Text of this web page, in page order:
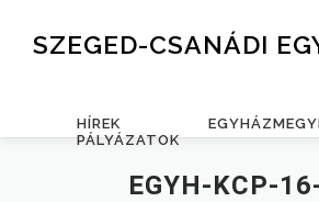
SZEGED-CSANÁDI
HÍREK
PÁLYÁZATOK
EGYH-KCP-